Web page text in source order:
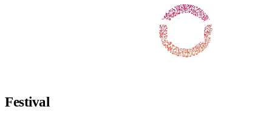
Festival